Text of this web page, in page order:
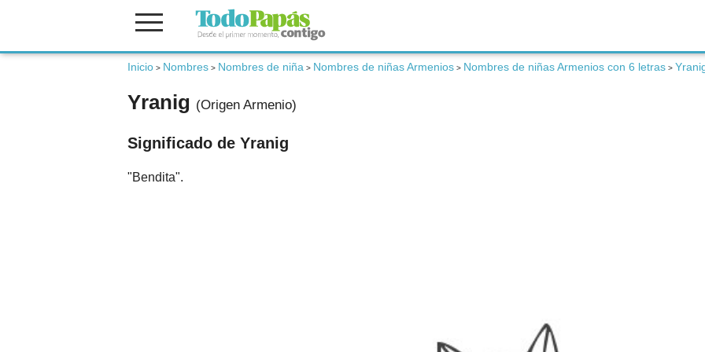
Inicio > Nombres > Nombres de niña > Nombres de niñas Armenios > Nombres de niñas Armenios con 6 letras >
Yranig (Origen Armenio)
Significado de Yranig
"Bendita".